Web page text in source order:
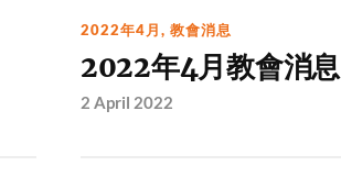
2022年4月, 教會消息
2022年4月教會消息
2 April 2022